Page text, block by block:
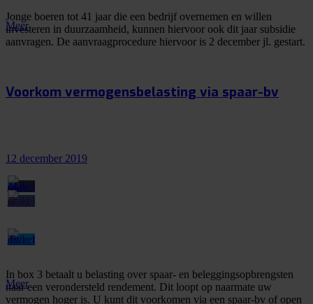
Jonge boeren tot 41 jaar die een bedrijf overnemen en willen
investeren in duurzaamheid, kunnen hiervoor ook dit jaar subsidie
aanvragen. De aanvraagprocedure hiervoor is 2 december jl. gestart.
Meer
Voorkom vermogensbelasting via spaar-bv
12 december 2019
In box 3 betaalt u belasting over spaar- en beleggingsopbrengsten
naar een verondersteld rendement. Dit loopt op naarmate uw
vermogen hoger is. U kunt dit voorkomen via een spaar-bv of open
Meer